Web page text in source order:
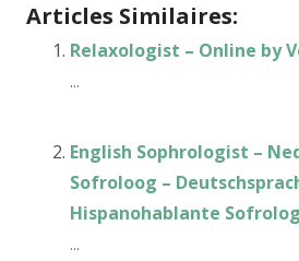
Articles Similaires:
Relaxologist – Online by
...
English Sophrologist –
Sofroloog –
Hispanohablante
...